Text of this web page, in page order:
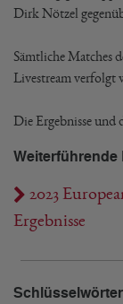
Dirk Nötzel
Sämtliche Matches
Livestream verfolgt
Die Ergebnisse und
Weiterführende
2023
Ergebnisse
Schlüsselwörter